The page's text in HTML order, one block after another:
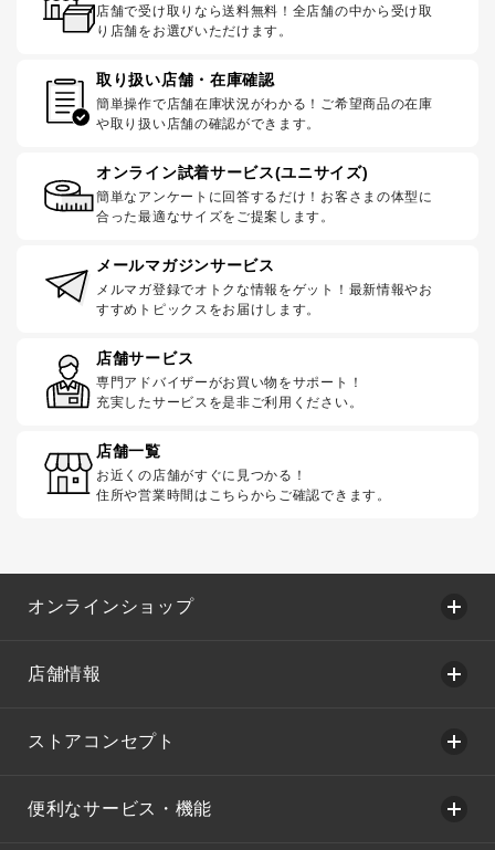
店舗で受け取りなら送料無料！全店舗の中から受け取
り店舗をお選びいただけます。
取り扱い店舗・在庫確認
簡単操作で店舗在庫状況がわかる！ご希望商品の在庫
や取り扱い店舗の確認ができます。
オンライン試着サービス(ユニサイズ)
簡単なアンケートに回答するだけ！お客さまの体型に
合った最適なサイズをご提案します。
メールマガジンサービス
メルマガ登録でオトクな情報をゲット！最新情報やお
すすめトピックスをお届けします。
店舗サービス
専門アドバイザーがお買い物をサポート！
充実したサービスを是非ご利用ください。
店舗一覧
お近くの店舗がすぐに見つかる！
住所や営業時間はこちらからご確認できます。
オンラインショップ
店舗情報
ストアコンセプト
便利なサービス・機能